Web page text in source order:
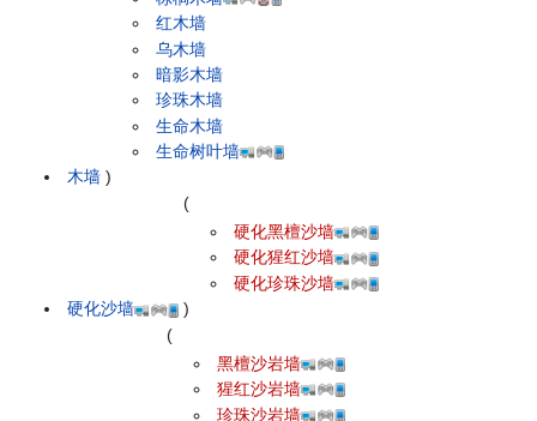
木墙
红木墙
乌木墙
暗影木墙
珍珠木墙
生命木墙
生命树叶墙
)
硬化沙墙
(
硬化黑檀沙墙
硬化猩红沙墙
硬化珍珠沙墙
)
(
黑檀沙岩墙
猩红沙岩墙
珍珠沙岩墙